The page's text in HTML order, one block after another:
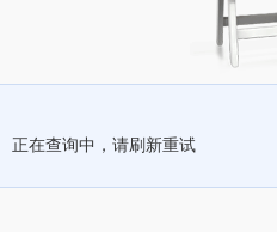
正在查询中，请刷新重试